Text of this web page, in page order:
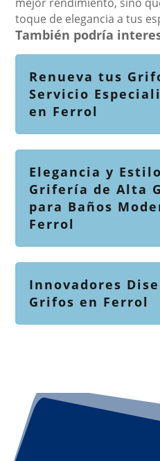
toque de elegancia a tus
También podría
Renueva tus
Servicio
en Ferrol
Elegancia y
Grifería de Alta
para Baños
Ferrol
Innovadores
Grifos en Ferrol